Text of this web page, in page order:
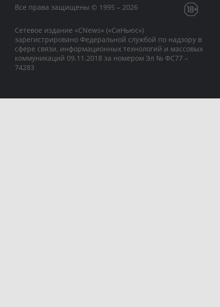
Все права защищены © 1995 – 2026
Сетевое издание «CNews» («СиНьюс»)
зарегистрировано Федеральной службой по надзору в
сфере связи, информационных технологий и массовых
коммуникаций 09.11.2018 за номером Эл № ФС77 –
74283